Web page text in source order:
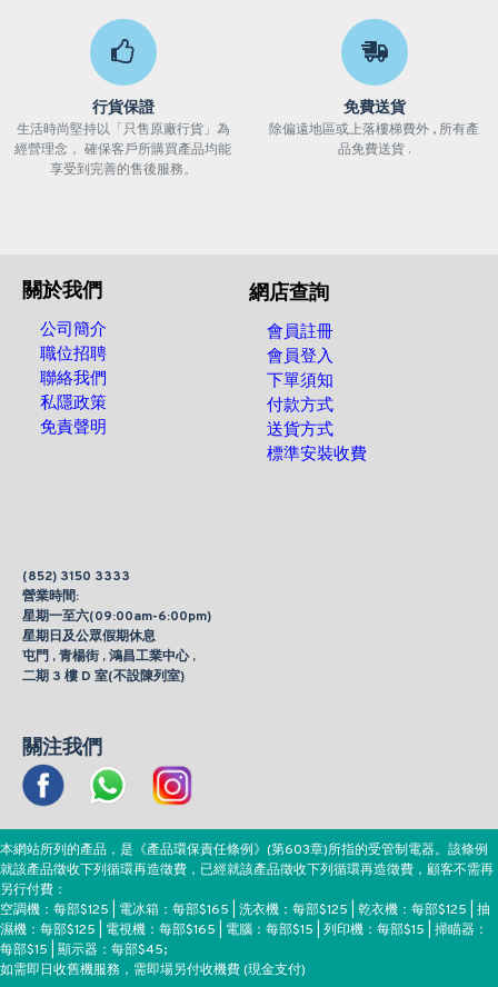
行貨保證
生活時尚堅持以「只售原廠行貨」為
經營理念， 確保客戶所購買產品均能
享受到完善的售後服務。
免費送貨
除偏遠地區或上落樓梯費外 , 所有產
品免費送貨 .
關於我們
公司簡介
職位招聘
聯絡我們
私隱政策
免責聲明
網店查詢
會員註冊
會員登入
下單須知
付款方式
送貨方式
標準安裝收費
(852) 3150 3333
營業時間:
星期一至六(09:00am-6:00pm)
星期日及公眾假期休息
屯門 , 青楊街 , 鴻昌工業中心 ,
二期 3 樓 D 室(不設陳列室)
關注我們
本網站所列的產品，是《產品環保責任條例》(第603章)所指的受管制電器。該條例
就該產品徵收下列循環再造徵費，已經就該產品徵收下列循環再造徵費，顧客不需再
另行付費：
空調機：每部$125 | 電冰箱：每部$165 | 洗衣機：每部$125 | 乾衣機：每部$125 | 抽
濕機：每部$125 | 電視機：每部$165 | 電腦：每部$15 | 列印機：每部$15 | 掃瞄器：
每部$15 | 顯示器：每部$45;
如需即日收舊機服務，需即場另付收機費 (現金支付)